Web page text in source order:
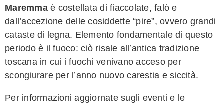
Maremma è costellata di fiaccolate, falò e
dall’accezione delle cosiddette “pire”, ovvero grandi
cataste di legna. Elemento fondamentale di questo
periodo è il fuoco: ciò risale all’antica tradizione
toscana in cui i fuochi venivano acceso per
scongiurare per l’anno nuovo carestia e siccità.
Per informazioni aggiornate sugli eventi e le